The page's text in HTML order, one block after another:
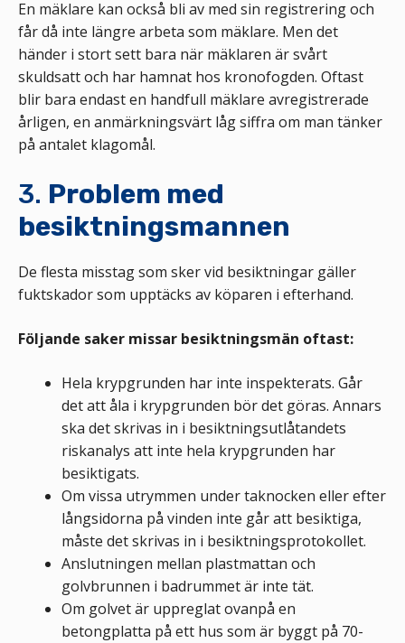
En mäklare kan också bli av med sin registrering och
får då inte längre arbeta som mäklare. Men det
händer i stort sett bara när mäklaren är svårt
skuldsatt och har hamnat hos kronofogden. Oftast
blir bara endast en handfull mäklare avregistrerade
årligen, en anmärkningsvärt låg siffra om man tänker
på antalet klagomål.
3. Problem med
besiktningsmannen
De flesta misstag som sker vid besiktningar gäller
fuktskador som upptäcks av köparen i efterhand.
Följande saker missar besiktningsmän oftast:
Hela krypgrunden har inte inspekterats. Går
det att åla i krypgrunden bör det göras. Annars
ska det skrivas in i besiktningsutlåtandets
riskanalys att inte hela krypgrunden har
besiktigats.
Om vissa utrymmen under taknocken eller efter
långsidorna på vinden inte går att besiktiga,
måste det skrivas in i besiktningsprotokollet.
Anslutningen mellan plastmattan och
golvbrunnen i badrummet är inte tät.
Om golvet är uppreglat ovanpå en
betongplatta på ett hus som är byggt på 70-